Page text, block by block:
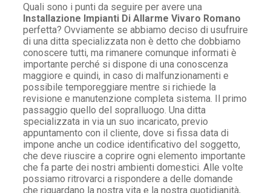
Quali sono i punti da seguire per avere una
Installazione Impianti Di Allarme Vivaro Romano
perfetta? Ovviamente se abbiamo deciso di usufruire
di una ditta specializzata non è detto che dobbiamo
conoscere tutti, ma rimanere comunque informati è
importante perché si dispone di una conoscenza
maggiore e quindi, in caso di malfunzionamenti e
possibile temporeggiare mentre si richiede la
revisione e manutenzione completa sistema. Il primo
passaggio quello del sopralluogo. Una ditta
specializzata in via un suo incaricato, previo
appuntamento con il cliente, dove si fissa data di
impone anche un codice identificativo del soggetto,
che deve riuscire a coprire ogni elemento importante
che fa parte dei nostri ambienti domestici. Alle volte
possiamo ritrovarci a rispondere a delle domande
che riguardano la nostra vita e la nostra quotidianità,